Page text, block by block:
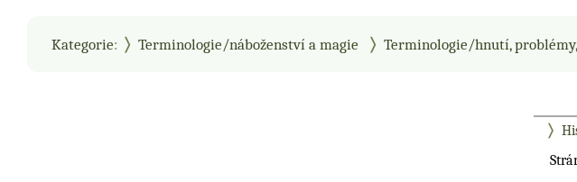
Kategorie: Terminologie/náboženství a magie Terminologie/hnutí,